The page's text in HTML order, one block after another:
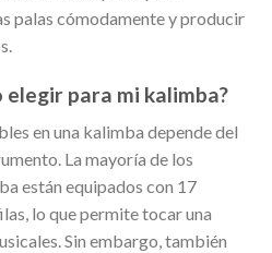
palas cómodamente y producir
para mi kalimba?
en una kalimba depende del
La mayoría de los
están equipados con 17
lo que permite tocar una
Sin embargo, también